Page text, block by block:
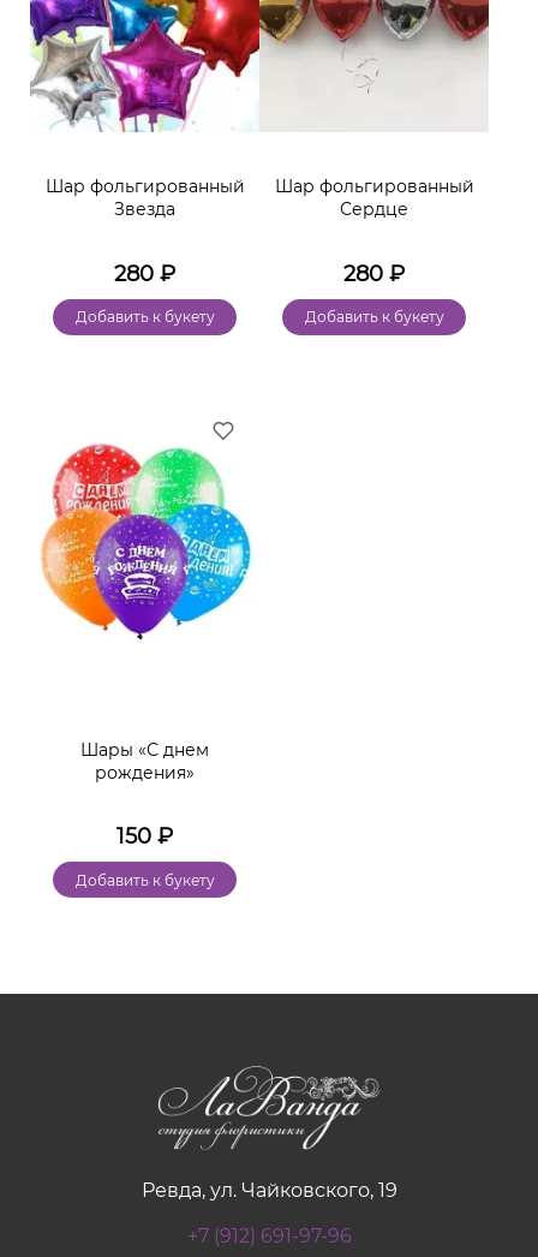
Шар фольгированный
Звезда
280 ₽
Добавить к букету
Шар фольгированный
Сердце
280 ₽
Добавить к букету
Шары «С днем
рождения»
150 ₽
Добавить к букету
Ревда, ул. Чайковского, 19
+7 (912) 691-97-96